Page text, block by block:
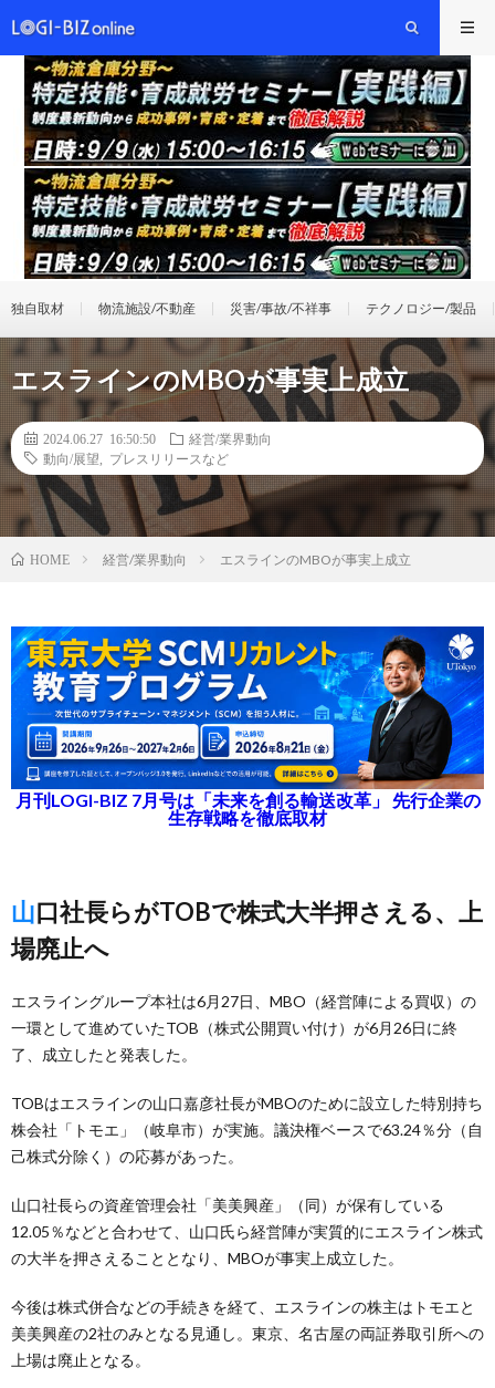
独自取材 物流施設/不動産 災害/事故/不祥事 テクノロジー/製品
エスラインのMBOが事実上成立
2024.06.27 16:50:50
経営/業界動向
動向/展望
プレスリリースなど
HOME 経営/業界動向 エスラインのMBOが事実上成立
月刊LOGI-BIZ 7月号は「未来を創る輸送改革」 先行企業の
生存戦略を徹底取材
山口社長らがTOBで株式大半押さえる、上
場廃止へ
エスライングループ本社は6月27日、MBO（経営陣による買収）の
一環として進めていたTOB（株式公開買い付け）が6月26日に終
了、成立したと発表した。
TOBはエスラインの山口嘉彦社長がMBOのために設立した特別持ち
株会社「トモエ」（岐阜市）が実施。議決権ベースで63.24％分（自
己株式分除く）の応募があった。
山口社長らの資産管理会社「美美興産」（同）が保有している
12.05％などと合わせて、山口氏ら経営陣が実質的にエスライン株式
の大半を押さえることとなり、MBOが事実上成立した。
今後は株式併合などの手続きを経て、エスラインの株主はトモエと
美美興産の2社のみとなる見通し。東京、名古屋の両証券取引所への
上場は廃止となる。